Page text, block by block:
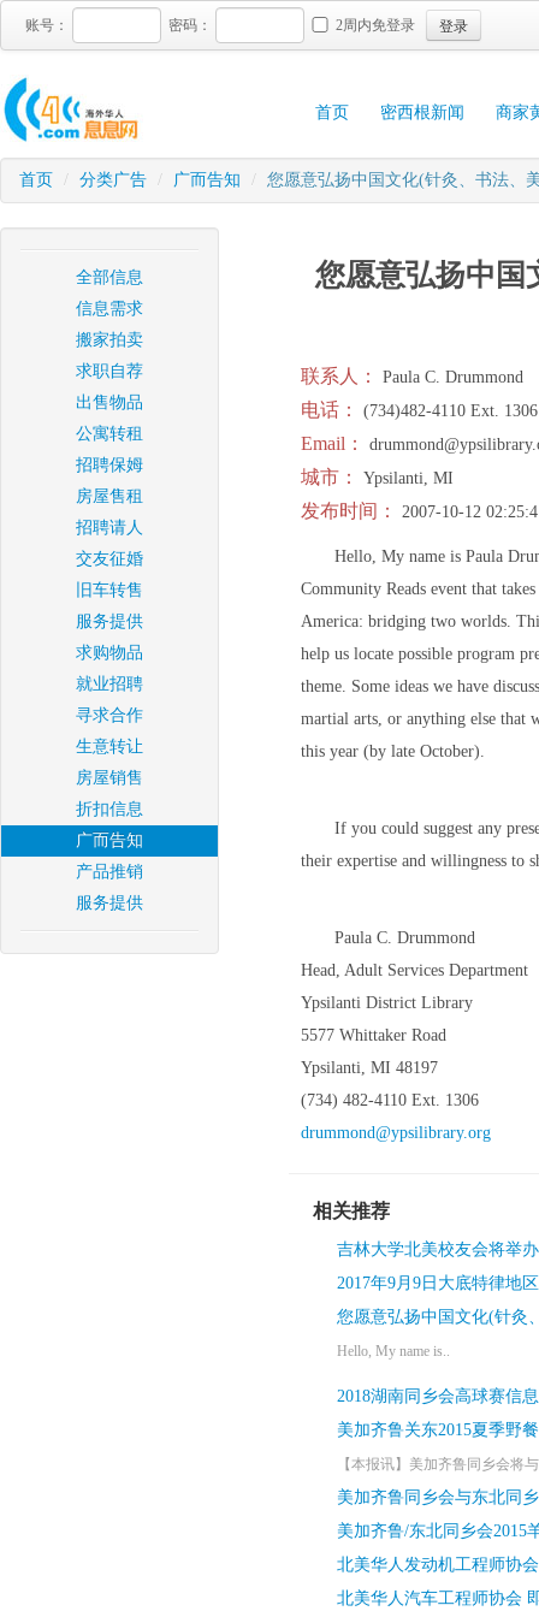
账号： 密码： 2周内免登录 登录
首页 密西根新闻 商家
首页 / 分类广告 / 广而告知 / 您愿意弘扬中国文化(针灸、书法、
全部信息
信息需求
搬家拍卖
求职自荐
出售物品
公寓转租
招聘保姆
房屋售租
招聘请人
交友征婚
旧车转售
服务提供
求购物品
就业招聘
寻求合作
生意转让
房屋销售
折扣信息
广而告知
产品推销
服务提供
您愿意弘扬中国
联系人： Paula C. Drummond
电话： (734)482-4110 Ext. 1306
Email：
城市： Ypsilanti, MI
发布时间： 2007-10-12
Hello, My name is Paula
Community Reads event that
America: bridging two worlds.
help us locate possible program
theme. Some ideas we have
martial arts, or anything else that
this year (by late October).
If you could suggest any
their expertise and willingness to
Paula C. Drummond
Head, Adult Services Department
Ypsilanti District Library
5577 Whittaker Road
Ypsilanti, MI 48197
(734) 482-4110 Ext. 1306
drummond@ypsilibrary.org
相关推荐
吉林大学北美校友会将举
2017年9月9日大底特律地
您愿意弘扬中国文化(针灸
Hello, My name is..
2018湖南同乡会高球赛信
美加齐鲁关东2015夏季野
【本报讯】美加齐鲁同乡会将
美加齐鲁同乡会与东北同
美加齐鲁/东北同乡会2015
北美华人发动机工程师协
北美华人汽车工程师协会